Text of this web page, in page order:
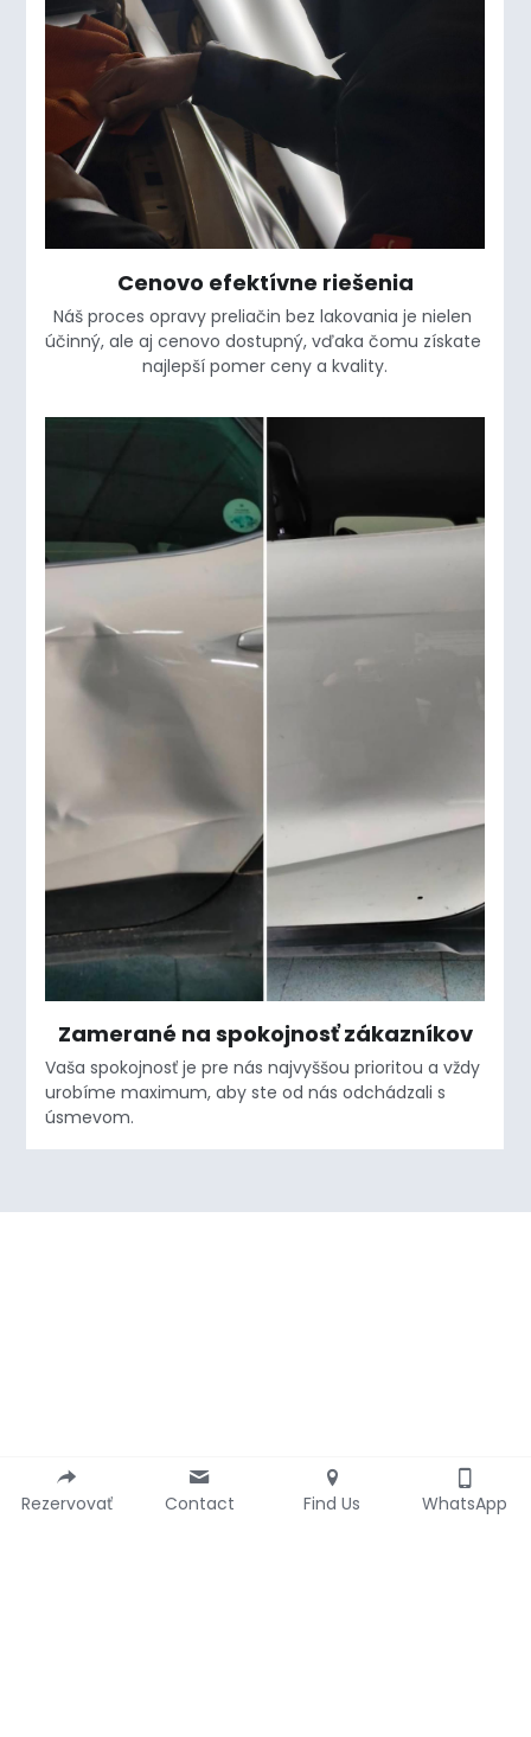
Cenovo efektívne riešenia
Náš proces opravy preliačin bez lakovania je nielen
účinný, ale aj cenovo dostupný, vďaka čomu získate
najlepší pomer ceny a kvality.
Zamerané na spokojnosť zákazníkov
Vaša spokojnosť je pre nás najvyššou prioritou a vždy
urobíme maximum, aby ste od nás odchádzali s
úsmevom.
Rezervovať Contact Find Us WhatsApp